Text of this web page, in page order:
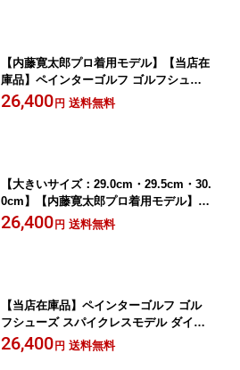
【内藤寛太郎プロ着用モデル】【当店在
庫品】ペインターゴルフ ゴルフシュー
ズ スパイク付きモデル 紐タイプ レース
タイプ 40062 Reserve Classic RSシリ
26,400 円 送料無料
【大きいサイズ：29.0cm・29.5cm・30.
0cm】【内藤寛太郎プロ着用モデル】
【当店在庫品】ペインターゴルフ ゴル
フシューズ スパイク付きモデル 紐タイ
26,400 円 送料無料
【当店在庫品】ペインターゴルフ ゴル
フシューズ スパイクレスモデル ダイヤ
ル式 40061 Reserve Classic SL FFシリ
ーズ 〈PAYNTR GOLF〉
26,400 円 送料無料